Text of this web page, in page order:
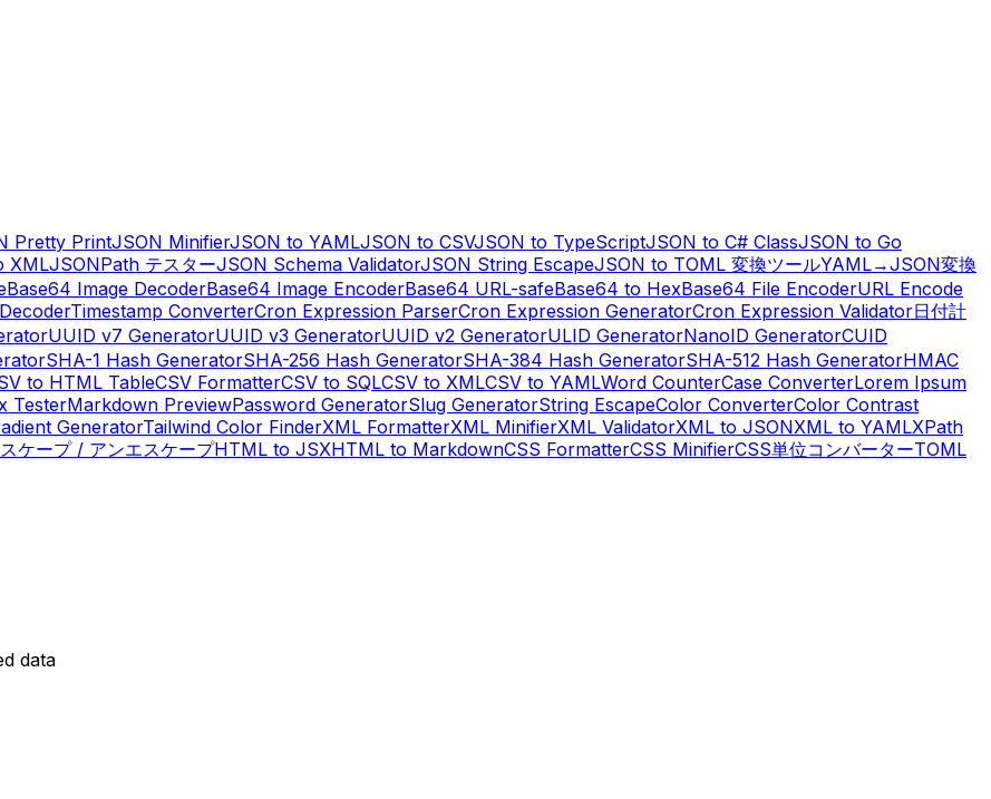
Pretty PrintJSON MinifierJSON to YAMLJSON to CSVJSON to TypeScriptJSON to C# ClassJSON to Go
XMLJSONPath テスターJSON Schema ValidatorJSON String EscapeJSON to TOML 変換ツールYAML→JSON変換
Base64 Image DecoderBase64 Image EncoderBase64 URL-safeBase64 to HexBase64 File EncoderURL Encode
Timestamp ConverterCron Expression ParserCron Expression GeneratorCron Expression Validator日付計
UUID v7 GeneratorUUID v3 GeneratorUUID v2 GeneratorULID GeneratorNanoID GeneratorCUID
SHA-1 Hash GeneratorSHA-256 Hash GeneratorSHA-384 Hash GeneratorSHA-512 Hash GeneratorHMAC
to HTML TableCSV FormatterCSV to SQLCSV to XMLCSV to YAMLWord CounterCase ConverterLorem Ipsum
TesterMarkdown PreviewPassword GeneratorSlug GeneratorString EscapeColor ConverterColor Contrast
GeneratorTailwind Color FinderXML FormatterXML MinifierXML ValidatorXML to JSONXML to YAMLXPath
ケープ / アンエスケープHTML to JSXHTML to MarkdownCSS FormatterCSS MinifierCSS単位コンバーターTOML
data